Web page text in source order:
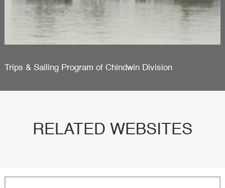
Trips & Sailing Program of Chindwin Division
RELATED WEBSITES